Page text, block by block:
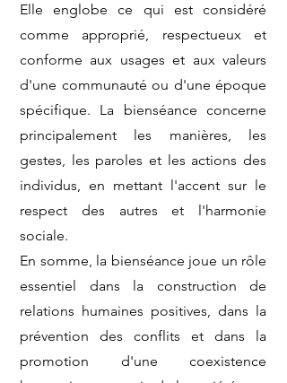
Elle englobe ce qui est considéré
comme approprié, respectueux et
conforme aux usages et aux valeurs
d'une communauté ou d'une époque
spécifique. La bienséance concerne
principalement les manières, les
gestes, les paroles et les actions des
individus, en mettant l'accent sur le
respect des autres et l'harmonie
sociale.
En somme, la bienséance joue un rôle
essentiel dans la construction de
relations humaines positives, dans la
prévention des conflits et dans la
promotion d'une coexistence